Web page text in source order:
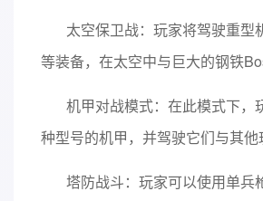
太空保卫战：玩家将驾驶重型
等装备，在太空中与巨大的钢铁
机甲对战模式：在此模式下，
种型号的机甲，并驾驶它们与其他
塔防战斗：玩家可以使用单兵